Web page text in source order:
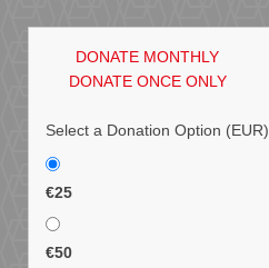
DONATE MONTHLY
DONATE ONCE ONLY
Select a Donation Option (EUR)
€25
€50